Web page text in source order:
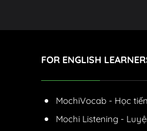
FOR ENGLISH
MochiVocab - Học
Mochi Listening -